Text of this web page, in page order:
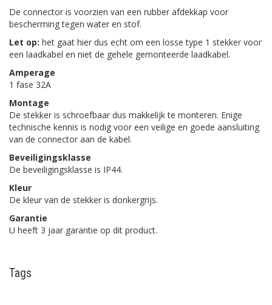
De connector is voorzien van een rubber afdekkap voor
bescherming tegen water en stof.
Let op: het gaat hier dus echt om een losse type 1 stekker voor
een laadkabel en niet de gehele gemonteerde laadkabel.
Amperage
1 fase 32A
Montage
De stekker is schroefbaar dus makkelijk te monteren. Enige
technische kennis is nodig voor een veilige en goede aansluiting
van de connector aan de kabel.
Beveiligingsklasse
De beveiligingsklasse is IP44.
Kleur
De kleur van de stekker is donkergrijs.
Garantie
U heeft 3 jaar garantie op dit product.
Tags